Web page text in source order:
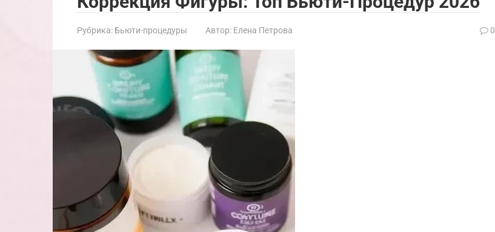
Рубрика: Бьюти-процедуры Автор: Елена Петрова 0